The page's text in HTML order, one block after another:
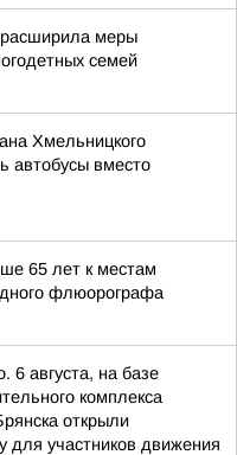
расширила меры
семей
Хмельницкого
автобусы вместо
65 лет к местам
флюорографа
6 августа, на базе
комплекса
открыли
для участников движения